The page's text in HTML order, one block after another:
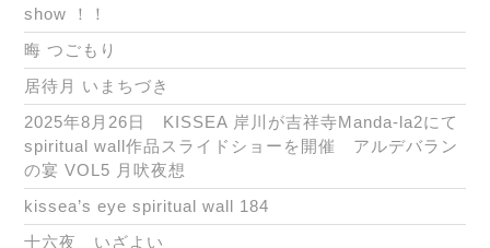
show ！！
晦 つごもり
居待月 いまちづき
2025年8月26日 KISSEA 岸川が吉祥寺Manda-la2にて
spiritual wall作品スライドショーを開催 アルデバラン
の宴 VOL5 月吠夜想
kissea’s eye spiritual wall 184
十六夜 いざよい